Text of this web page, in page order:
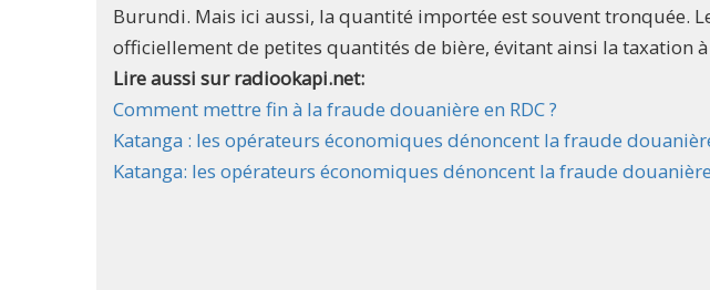
Burundi. Mais ici aussi, la quantité importée est souvent tronquée.
officiellement de petites quantités de bière, évitant ainsi la taxation
Lire aussi sur radiookapi.net:
Comment mettre fin à la fraude douanière en RDC ?
Katanga : les opérateurs économiques dénoncent la fraude
Katanga: les opérateurs économiques dénoncent la fraude